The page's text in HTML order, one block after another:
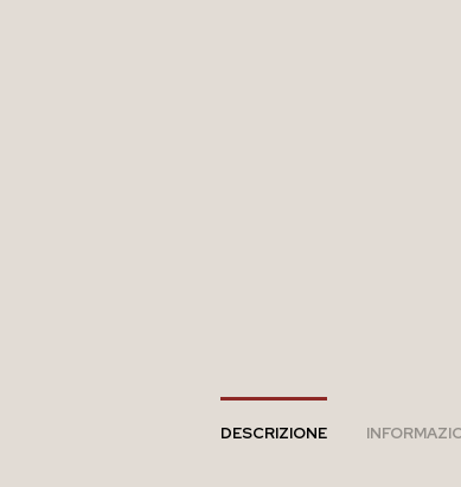
DESCRIZIONE